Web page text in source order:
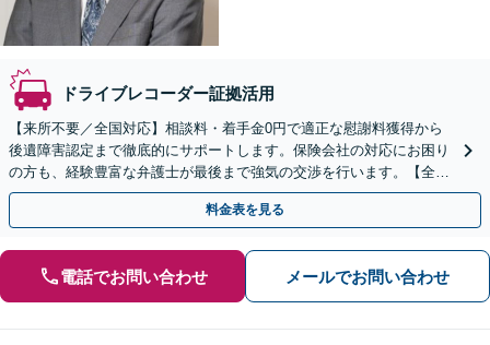
ドライブレコーダー証拠活用
【来所不要／全国対応】相談料・着手金0円で適正な慰謝料獲得から
後遺障害認定まで徹底的にサポートします。保険会社の対応にお困り
の方も、経験豊富な弁護士が最後まで強気の交渉を行います。【全国
13拠点】お気軽にご相談ください。
料金表を見る
電話でお問い合わせ メールでお問い合わせ